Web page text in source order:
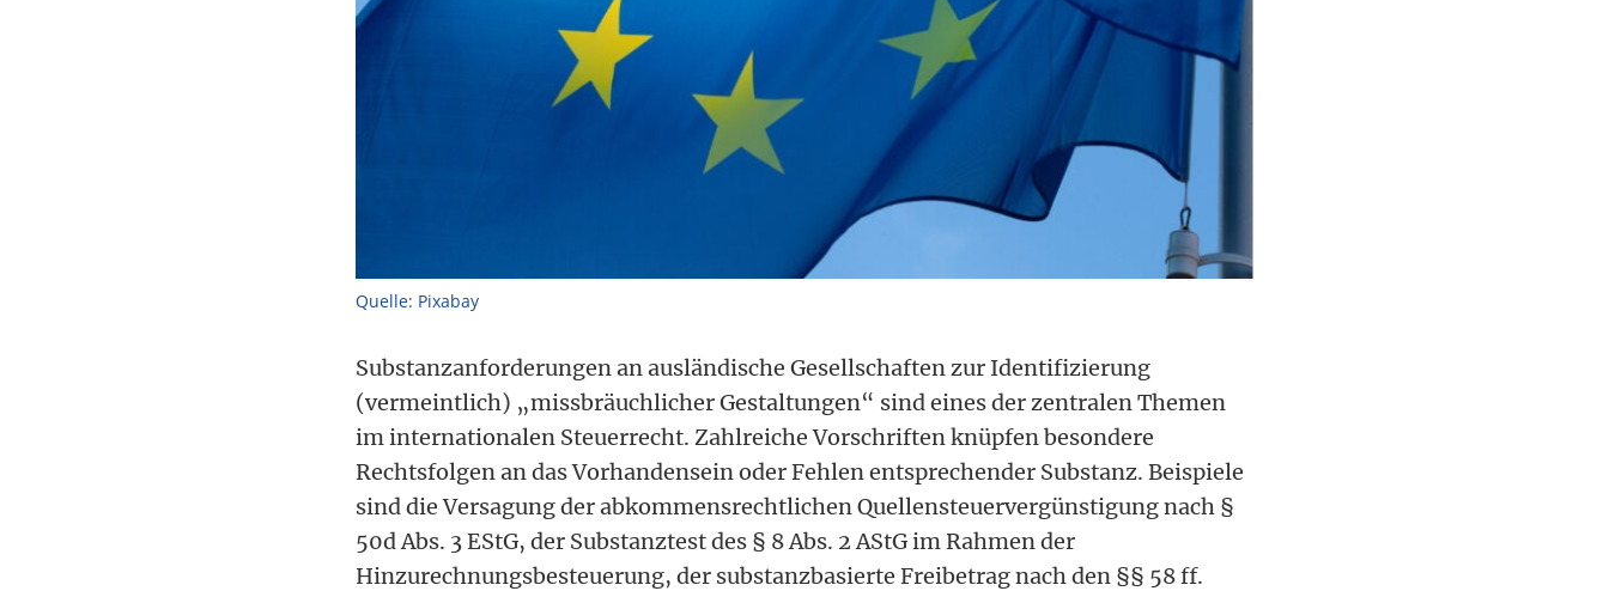
Quelle: Pixabay
Substanzanforderungen an ausländische Gesellschaften zur Identifizierung
(vermeintlich) „missbräuchlicher Gestaltungen“ sind eines der zentralen Themen
im internationalen Steuerrecht. Zahlreiche Vorschriften knüpfen besondere
Rechtsfolgen an das Vorhandensein oder Fehlen entsprechender Substanz. Beispiele
sind die Versagung der abkommensrechtlichen Quellensteuervergünstigung nach §
50d Abs. 3 EStG, der Substanztest des § 8 Abs. 2 AStG im Rahmen der
Hinzurechnungsbesteuerung, der substanzbasierte Freibetrag nach den §§ 58 ff.